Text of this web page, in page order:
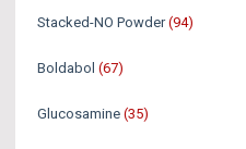
Stacked-NO Powder (94)
Boldabol (67)
Glucosamine (35)